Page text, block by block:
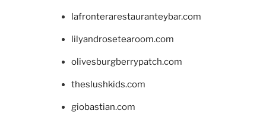
lafronterarestauranteybar.com
lilyandrosetearoom.com
olivesburgberrypatch.com
theslushkids.com
giobastian.com